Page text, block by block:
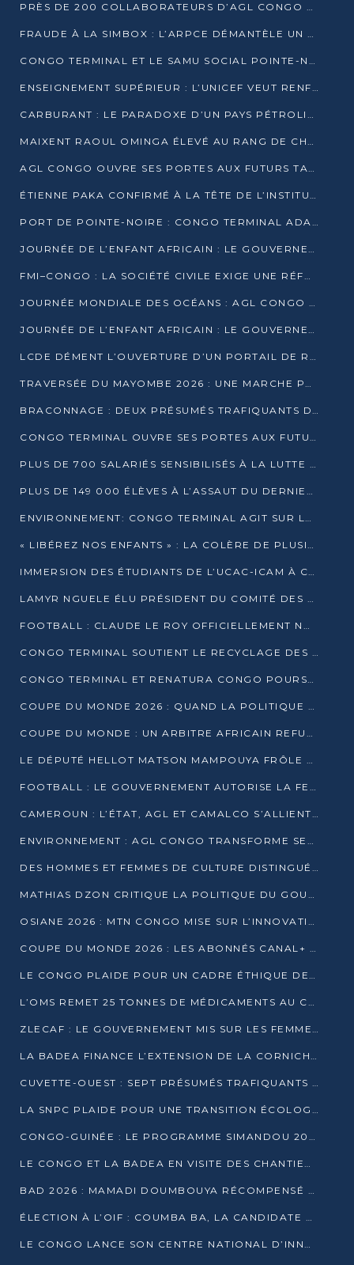
PRÈS DE 200 COLLABORATEURS D’AGL CONGO EN FORMATION JUSQU’EN JUILLET
FRAUDE À LA SIMBOX : L’ARPCE DÉMANTÈLE UN RÉSEAU UTILISANT DES CARTES SIM OUGANDAISES
CONGO TERMINAL ET LE SAMU SOCIAL POINTE-NOIRE RENOUVELLENT LEUR PARTENARIAT EN FAVEUR DES JEUNES VULNÉRABLES
ENSEIGNEMENT SUPÉRIEUR : L’UNICEF VEUT RENFORCER LA RECHERCHE SUR LES QUESTIONS DE L’ENFANCE
CARBURANT : LE PARADOXE D’UN PAYS PÉTROLIER CONFRONTÉ À DES PÉNURIES RÉCURRENTES
MAIXENT RAOUL OMINGA ÉLEVÉ AU RANG DE CHEVALIER DE L’ORDRE DE L’AMITIÉ ENTRE LA RUSSIE ET LE CONGO
AGL CONGO OUVRE SES PORTES AUX FUTURS TALENTS DE LA LOGISTIQUE
ÉTIENNE PAKA CONFIRMÉ À LA TÊTE DE L’INSTITUT GÉOGRAPHIQUE NATIONAL
PORT DE POINTE-NOIRE : CONGO TERMINAL ADAPTE SON DRAGAGE AUX SABLES BITUMINEUX
JOURNÉE DE L’ENFANT AFRICAIN : LE GOUVERNEMENT RÉAFFIRME SON ENGAGEMENT POUR L’ACCÈS À L’EAU ET À L’ASSAINISSEMENT
FMI–CONGO : LA SOCIÉTÉ CIVILE EXIGE UNE RÉFORME DE LA FISCALITÉ PÉTROLIÈRE
JOURNÉE MONDIALE DES OCÉANS : AGL CONGO MOBILISE SES COLLABORATEURS POUR LA PRÉSERVATION DE LA BIODIVERSITÉ MARINE
JOURNÉE DE L’ENFANT AFRICAIN : LE GOUVERNEMENT MOBILISÉ POUR L’HYGIÈNE DANS LES ORPHELINATS
LCDE DÉMENT L’OUVERTURE D’UN PORTAIL DE RECRUTEMENT ET APPELLE À LA VIGILANCE
TRAVERSÉE DU MAYOMBE 2026 : UNE MARCHE POUR SENSIBILISER ET DÉPISTER AU DIABÈTE
BRACONNAGE : DEUX PRÉSUMÉS TRAFIQUANTS D’HIPPOPOTAME ÉCROUÉS À BRAZZAVILLE
CONGO TERMINAL OUVRE SES PORTES AUX FUTURS INGÉNIEURS DE L’UCAC-ICAM
PLUS DE 700 SALARIÉS SENSIBILISÉS À LA LUTTE CONTRE LA TUBERCULOSE À CONGO TERMINAL
PLUS DE 149 000 ÉLÈVES À L’ASSAUT DU DERNIER CEPE
ENVIRONNEMENT: CONGO TERMINAL AGIT SUR LE TERRAIN ET FORME LES PLUS JEUNES
« LIBÉREZ NOS ENFANTS » : LA COLÈRE DE PLUSIEURS MÈRES À BRAZZAVILLE CONTRE LA DGSP
IMMERSION DES ÉTUDIANTS DE L’UCAC-ICAM À CONGO TERMINAL
LAMYR NGUELE ÉLU PRÉSIDENT DU COMITÉ DES MEMBRES D’HONNEUR DU PCT
FOOTBALL : CLAUDE LE ROY OFFICIELLEMENT NOMMÉ SÉLECTIONNEUR DU CONGO
CONGO TERMINAL SOUTIENT LE RECYCLAGE DES DÉCHETS PLASTIQUES À POINTE-NOIRE
CONGO TERMINAL ET RENATURA CONGO POURSUIVENT LEUR COMBAT POUR LA BIODIVERSITÉ
COUPE DU MONDE 2026 : QUAND LA POLITIQUE MENACE L’UNIVERSALITÉ DU FOOTBALL
COUPE DU MONDE : UN ARBITRE AFRICAIN REFUSÉ À L’ENTRÉE DES ÉTATS-UNIS
LE DÉPUTÉ HELLOT MATSON MAMPOUYA FRÔLE LA MORT LORS D’UNE EMBUSCADE DZNS LE POOL
FOOTBALL : LE GOUVERNEMENT AUTORISE LA FECOFOOT À OCCUPER LES COMPLEXES SPORTIFS
CAMEROUN : L’ÉTAT, AGL ET CAMALCO S’ALLIENT POUR UN MÉGA-PROJET FERROVIAIRE
ENVIRONNEMENT : AGL CONGO TRANSFORME SES DÉCHETS EN OUTILS DE FORMATION
DES HOMMES ET FEMMES DE CULTURE DISTINGUÉS POUR LEUR ENGAGEMENT PAR BANTOU CULTURE
MATHIAS DZON CRITIQUE LA POLITIQUE DU GOUVERNEMENT ET ALERTE SUR LA DETTE DU CONGO
OSIANE 2026 : MTN CONGO MISE SUR L’INNOVATION POUR RELEVER LES DÉFIS AFRICAINS
COUPE DU MONDE 2026 : LES ABONNÉS CANAL+ AU CONGO DÉÇUS À QUELQUES JOURS DU COUP D’ENVOI
LE CONGO PLAIDE POUR UN CADRE ÉTHIQUE DE L’INTELLIGENCE ARTIFICIELLE À DAKAR
L’OMS REMET 25 TONNES DE MÉDICAMENTS AU CONGO POUR RENFORCER LA RIPOSTE AUX ÉPIDÉMIES
ZLECAF : LE GOUVERNEMENT MIS SUR LES FEMMES ENTREPRENEURES
LA BADEA FINANCE L’EXTENSION DE LA CORNICHE SUD DE BRAZZAVILLE
CUVETTE-OUEST : SEPT PRÉSUMÉS TRAFIQUANTS DE FAUNE INTERPELLÉS À EWO ET KELLÉ
LA SNPC PLAIDE POUR UNE TRANSITION ÉCOLOGIQUE PROGRESSIVE
CONGO-GUINÉE : LE PROGRAMME SIMANDOU 2040 AU CŒUR DES ÉCHANGES À LA BAD
LE CONGO ET LA BADEA EN VISITE DES CHANTIERS
BAD 2026 : MAMADI DOUMBOUYA RÉCOMPENSÉ PAR LE TROPHÉE BABACAR NDIAYE À BRAZZAVILLE
ÉLECTION À L’OIF : COUMBA BA, LA CANDIDATE DISCRÈTE QUI BOUSCULE LE JEU DIPLOMATIQUE
LE CONGO LANCE SON CENTRE NATIONAL D’INNOVATION